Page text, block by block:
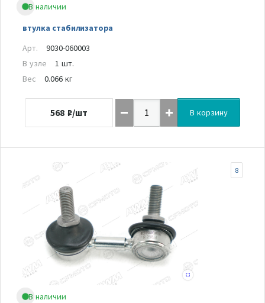
В наличии
втулка стабилизатора
Арт.
9030-060003
В узле
1 шт.
Вес
0.066 кг
568 ₽/шт В корзину
В наличии
8